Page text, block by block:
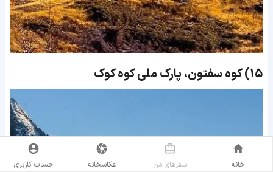
15) کوه سفتون، پارک ملی کوه کوک
خانه سفر‌های من عکاسخانه حساب کاربری